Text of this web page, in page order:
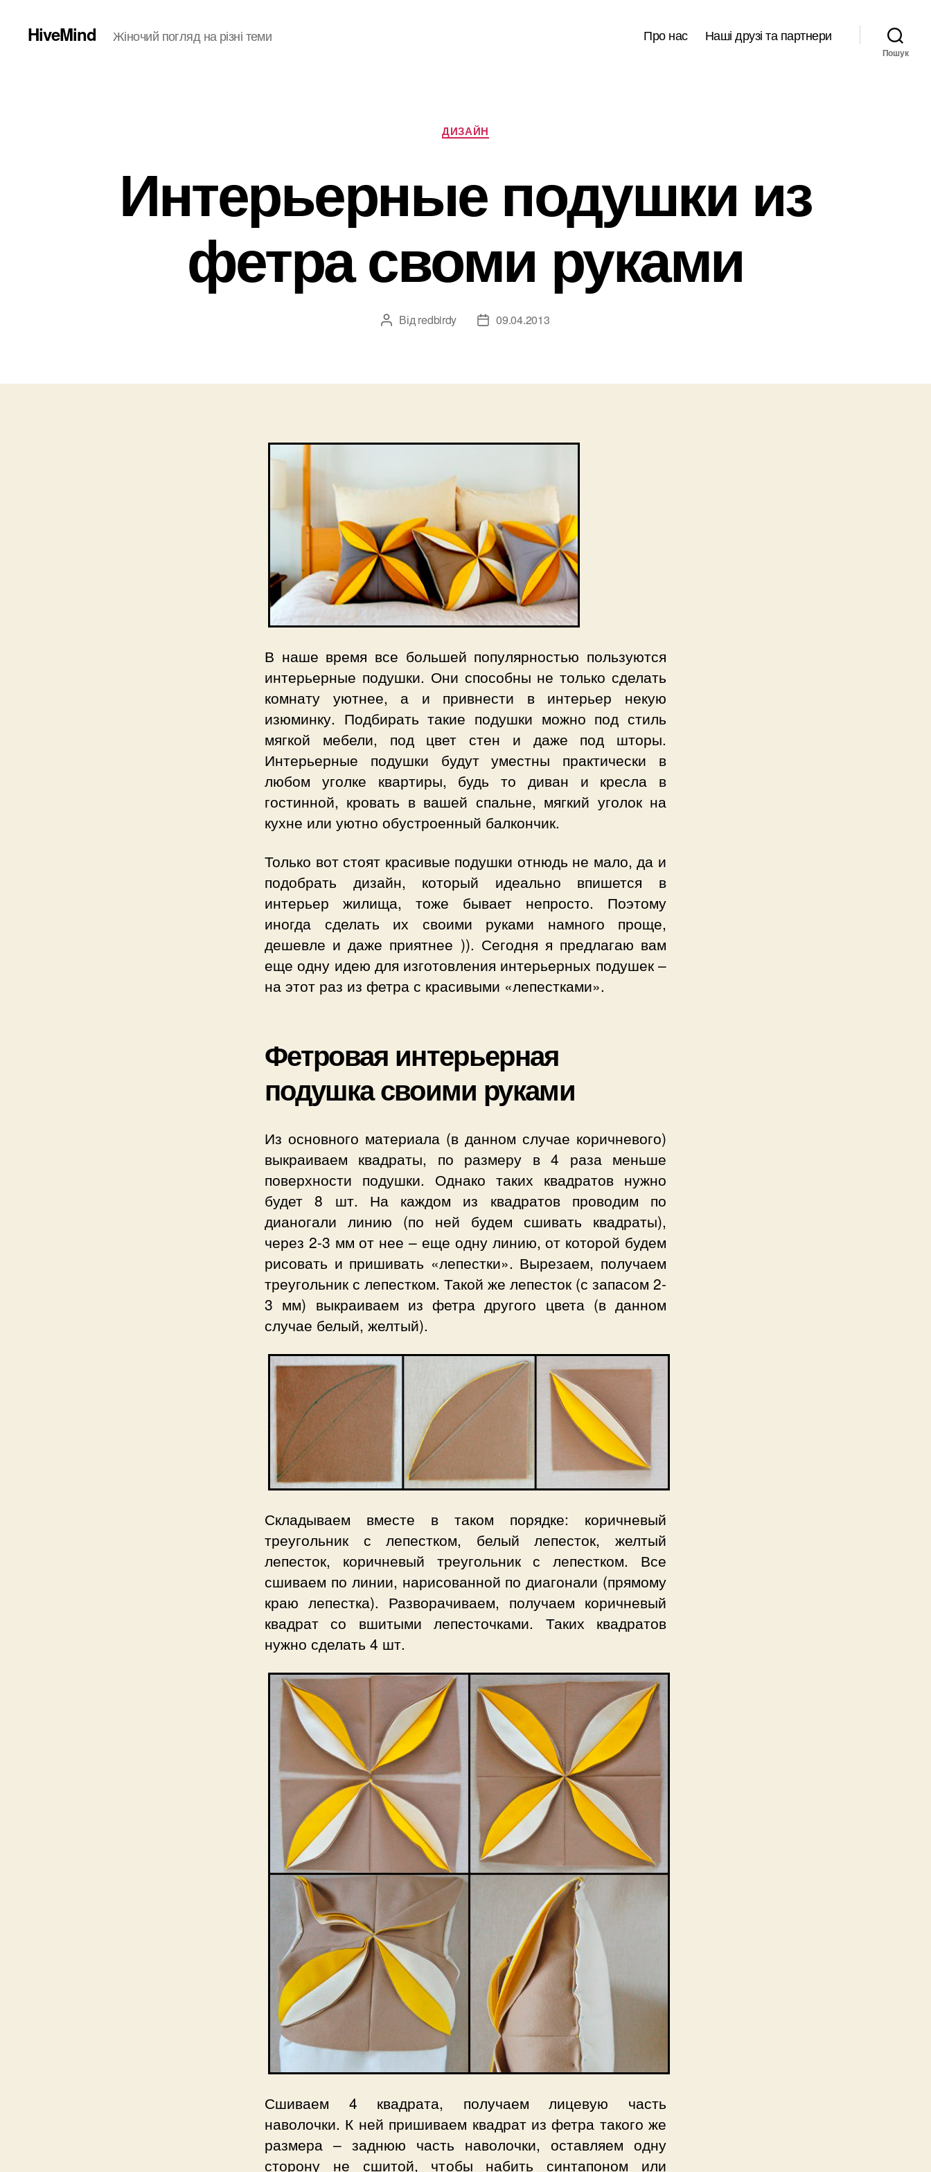
HiveMind Жіночий погляд на різні теми Про нас Наші друзі та партнери
Пошук
Категорії
ДИЗАЙН
Интерьерные подушки из
фетра своми руками
Автор
Від redbirdy
Дата09.04.2013
В наше время все большей популярностью пользуются
интерьерные подушки. Они способны не только сделать
комнату уютнее, а и привнести в интерьер некую
изюминку. Подбирать такие подушки можно под стиль
мягкой мебели, под цвет стен и даже под шторы.
Интерьерные подушки будут уместны практически в
любом уголке квартиры, будь то диван и кресла в
гостинной, кровать в вашей спальне, мягкий уголок на
кухне или уютно обустроенный балкончик.
Только вот стоят красивые подушки отнюдь не мало, да и
подобрать дизайн, который идеально впишется в
интерьер жилища, тоже бывает непросто. Поэтому
иногда сделать их своими руками намного проще,
дешевле и даже приятнее )). Сегодня я предлагаю вам
еще одну идею для изготовления интерьерных подушек –
на этот раз из фетра с красивыми «лепестками».
Фетровая интерьерная
подушка своими руками
Из основного материала (в данном случае коричневого)
выкраиваем квадраты, по размеру в 4 раза меньше
поверхности подушки. Однако таких квадратов нужно
будет 8 шт. На каждом из квадратов проводим по
дианогали линию (по ней будем сшивать квадраты),
через 2-3 мм от нее – еще одну линию, от которой будем
рисовать и пришивать «лепестки». Вырезаем, получаем
треугольник с лепестком. Такой же лепесток (с запасом 2-
3 мм) выкраиваем из фетра другого цвета (в данном
случае белый, желтый).
Складываем вместе в таком порядке: коричневый
треугольник с лепестком, белый лепесток, желтый
лепесток, коричневый треугольник с лепестком. Все
сшиваем по линии, нарисованной по диагонали (прямому
краю лепестка). Разворачиваем, получаем коричневый
квадрат со вшитыми лепесточками. Таких квадратов
нужно сделать 4 шт.
Сшиваем 4 квадрата, получаем лицевую часть
наволочки. К ней пришиваем квадрат из фетра такого же
размера – заднюю часть наволочки, оставляем одну
сторону не сшитой, чтобы набить синтапоном или